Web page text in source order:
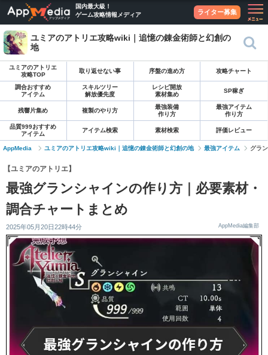
国内最大級！
ゲーム攻略情報メディア
ライター募集
ユミアのアトリエ攻略wiki｜追憶の錬金術師と幻創の
地
ユミアのアトリエ
攻略TOP
取り返せない事 序盤の進め方 攻略チャート
調合おすすめ
アイテム
スキルツリー
解放優先度
レシピ開放
素材集め
SP稼ぎ
残響片集め 複製のやり方
最強装備
作り方
最強アイテム
作り方
品質999おすすめ
アイテム
アイテム検索 素材検索 評価レビュー
AppMedia ユミアのアトリエ攻略wiki｜追憶の錬金術師と幻創の地 最強アイテム グラ
【ユミアのアトリエ】
最強グランシャインの作り方｜必要素材・
調合チャートまとめ
2025年05月20日22時44分 AppMedia編集部